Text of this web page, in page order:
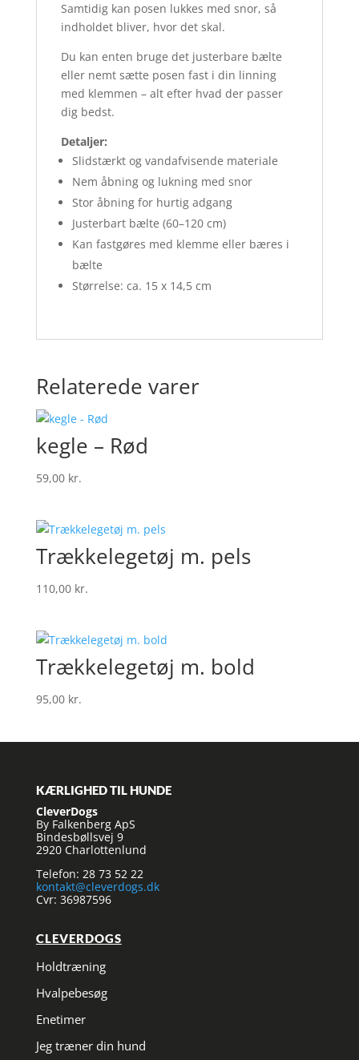
Samtidig kan posen lukkes med snor, så
indholdet bliver, hvor det skal.
Du kan enten bruge det justerbare bælte
eller nemt sætte posen fast i din linning
med klemmen – alt efter hvad der passer
dig bedst.
Detaljer:
Slidstærkt og vandafvisende materiale
Nem åbning og lukning med snor
Stor åbning for hurtig adgang
Justerbart bælte (60–120 cm)
Kan fastgøres med klemme eller bæres i
bælte
Størrelse: ca. 15 x 14,5 cm
Relaterede varer
kegle – Rød
59,00 kr.
Trækkelegetøj m. pels
110,00 kr.
Trækkelegetøj m. bold
95,00 kr.
KÆRLIGHED TIL HUNDE
CleverDogs
By Falkenberg ApS
Bindesbøllsvej 9
2920 Charlottenlund
Telefon: 28 73 52 22
kontakt@cleverdogs.dk
Cvr: 36987596
CLEVERDOGS
Holdtræning
Hvalpebesøg
Enetimer
Jeg træner din hund